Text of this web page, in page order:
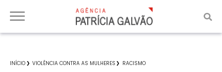
INÍCIO VIOLÊNCIA CONTRA AS MULHERES RACISMO